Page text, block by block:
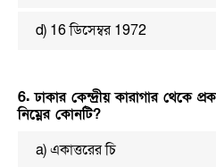
d) 16 ডিসেম্বর 1972
6. ঢাকার কেন্দ্রীয় কারাগার থেকে
নিম্নের কোনটি?
a) একাত্তরের চি